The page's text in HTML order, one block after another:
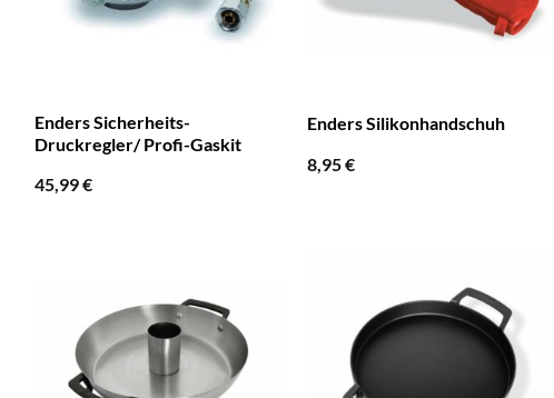
Enders Sicherheits-
Druckregler/ Profi-Gaskit
45,99€
Enders Silikonhandschuh
8,95€